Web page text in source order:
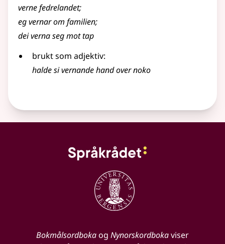
verne fedrelandet;
eg vernar om familien;
dei verna seg mot tap
brukt som adjektiv:
halde si vernande hand over noko
Bokmålsordbokaog Nynorskordbokaviser